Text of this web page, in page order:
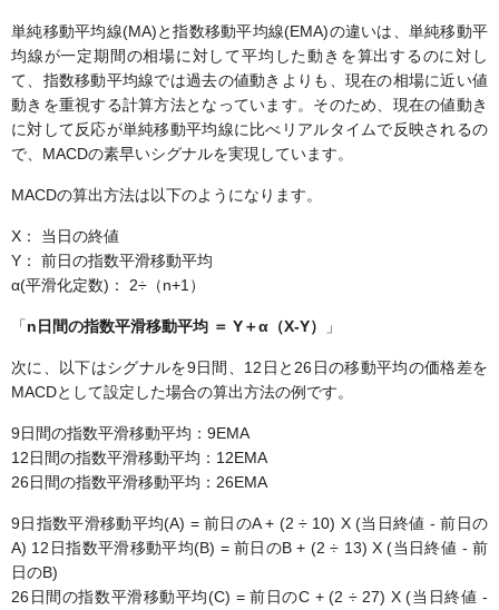
単純移動平均線(MA)と指数移動平均線(EMA)の違いは、単純移動平
均線が一定期間の相場に対して平均した動きを算出するのに対し
て、指数移動平均線では過去の値動きよりも、現在の相場に近い値
動きを重視する計算方法となっています。そのため、現在の値動き
に対して反応が単純移動平均線に比べリアルタイムで反映されるの
で、MACDの素早いシグナルを実現しています。
MACDの算出方法は以下のようになります。
X： 当日の終値
Y： 前日の指数平滑移動平均
α(平滑化定数)： 2÷（n+1）
「n日間の指数平滑移動平均 ＝ Y＋α（X-Y） 」
次に、以下はシグナルを9日間、12日と26日の移動平均の価格差を
MACDとして設定した場合の算出方法の例です。
9日間の指数平滑移動平均：9EMA
12日間の指数平滑移動平均：12EMA
26日間の指数平滑移動平均：26EMA
9日指数平滑移動平均(A) = 前日のA + (2 ÷ 10) X (当日終値 - 前日の
A) 12日指数平滑移動平均(B) = 前日のB + (2 ÷ 13) X (当日終値 - 前
日のB)
26日間の指数平滑移動平均(C) = 前日のC + (2 ÷ 27) X (当日終値 -